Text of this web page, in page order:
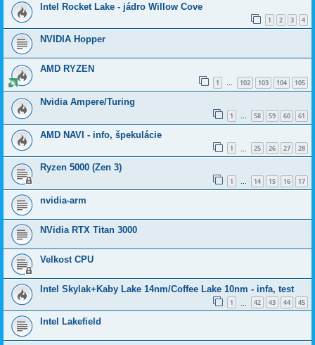
Intel Rocket Lake - jádro Willow Cove
1 2 3 4
NVIDIA Hopper
AMD RYZEN
1 … 102 103 104 105
Nvidia Ampere/Turing
1 … 58 59 60 61
AMD NAVI - info, špekulácie
1 25 26 27 28
Ryzen 5000 (Zen 3)
1 … 14 15 16 17
nvidia-arm
NVidia RTX Titan 3000
Velkost CPU
Intel Skylak+Kaby Lake 14nm/Coffee Lake 10nm - infa, test
1 42 43 44 45
Intel Lakefield